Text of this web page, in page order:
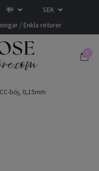
SEK
/ Enkla returer
0
CC-böj, 0,15mm